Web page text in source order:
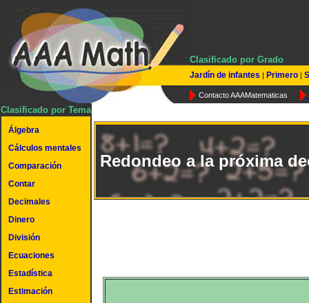
Clasificado por Grado
Jardín de infantes | Primero |
Contacto AAAMatematicas
Clasificado por Tema
Álgebra
Cálculos mentales
Comparación
Contar
Decimales
Dinero
División
Ecuaciones
Estadística
Estimación
Redondeo a la próxima